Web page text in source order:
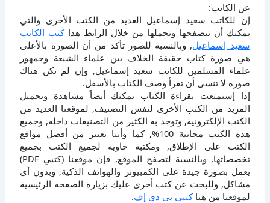
عن الكاتب:
إن للكاتب سعيد إسماعيل العديد من الكتب الأخرى والتي
يمكنك أن تتصفحها وتحملها من خلال الرابط هذاكتب الكاتب
سعيد إسماعيل, وبالنسبة للصور تأكد من أن الصورة بالأعلى
هي صورة كتاب حقيقة الخلاف بين علماء الشيعة وجمهور
علماء المسلمين للكاتب سعيد إسماعيل, وإن لم تكن هناك
صورة لا تنسى أن تقرأ وصف الكتاب بالأسفل.
إذا إستمتعت بقراءة الكتاب يمكنك أيضاً مشاهدة وتحميل
المزيد من الكتب الأخرى لنفس التصنيف, لموقعنا العديد من
الكتب الإلكترونية, وتوجد به الكثير من التصنيفات داخله, وجميع
هذه الكتب مجانية 100%, كما وأننا نعتبر من أفضل مواقع
الكتب على الإطلاق, ومكتبة حاوية لجميع الكتب بجميع
تخصصاتها, وبالنسبة لتصفح الموقع, فإن موقعنا (كتبي PDF)
يعمل بصورة جيدة على الكمبيوتر والهواتف الذكية, وبدون أي
مشاكل, وللبحث عن كتب أخرى عليك بزيارة الصفحة الرئيسية
لموقعنا من هناكتبي بي دي إف.